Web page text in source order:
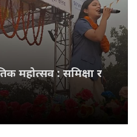
महोत्सव : समिक्षा र